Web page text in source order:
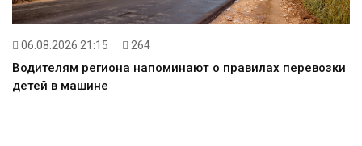
06.08.2026 21:15 264
Водителям региона напоминают о правилах перевозки
детей в машине